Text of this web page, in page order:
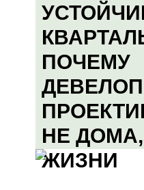
ПОЧЕМУ
НЕ
ЖИЗНИ